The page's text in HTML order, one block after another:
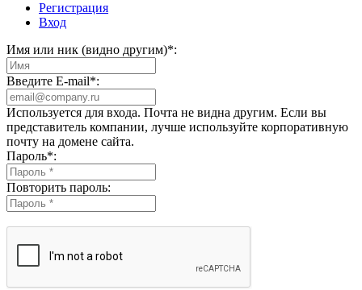
Регистрация
Вход
Имя или ник (видно другим)*:
Введите E-mail*:
Используется для входа. Почта не видна другим. Если вы
представитель компании, лучше используйте корпоративную
почту на домене сайта.
Пароль*:
Повторить пароль: